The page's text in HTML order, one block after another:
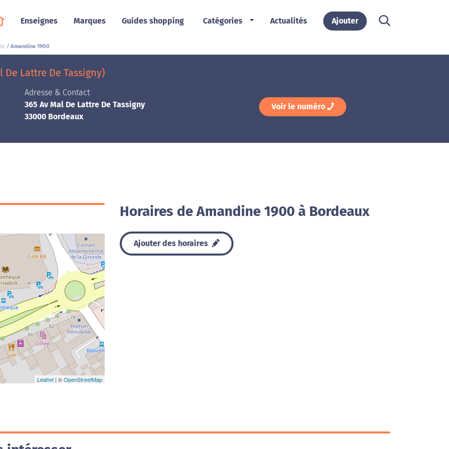
Enseignes Marques Guides shopping Catégories Actualités Ajouter
Amandine 1900
De Lattre De Tassigny)
Adresse & Contact
365 Av Mal De Lattre De Tassigny
33000 Bordeaux
Voir le numéro
Leaflet | ©OpenStreetMap
Horaires de Amandine 1900 à Bordeaux
Ajouter des horaires